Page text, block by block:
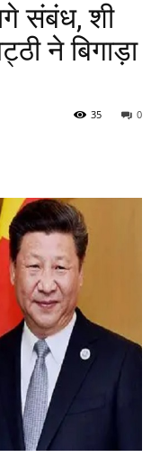
संबंध, शी
ने बिगाड़ा
0
35